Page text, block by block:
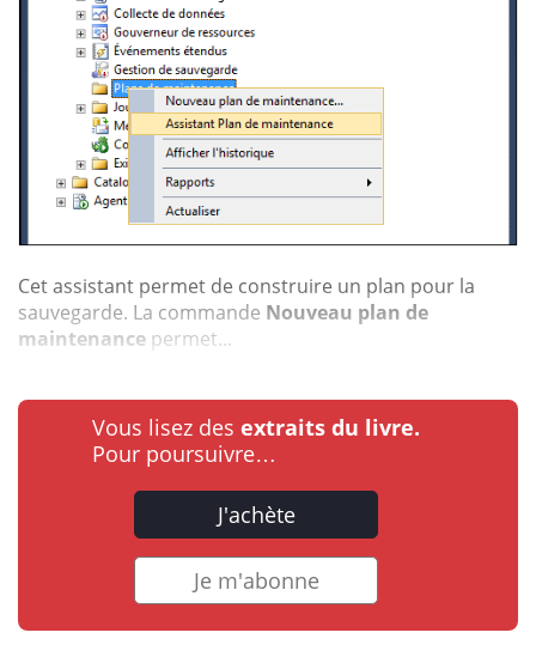
Cet assistant permet de construire un plan pour la
sauvegarde. La commande Nouveau plan de
maintenance permet...
Vous lisez des extraits du livre.
Pour poursuivre…
J'achète
Je m'abonne